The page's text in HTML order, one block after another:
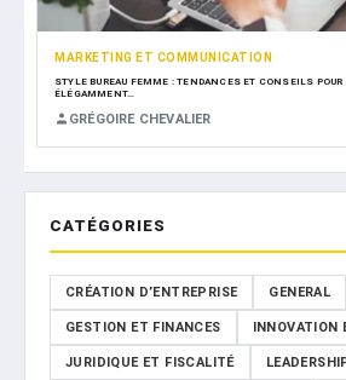
MARKETING ET COMMUNICATION
STYLE BUREAU FEMME : TENDANCES ET CONSEILS POUR
ÉLÉGAMMENT…
GRÉGOIRE CHEVALIER
CATÉGORIES
CRÉATION D’ENTREPRISE GENERAL
GESTION ET FINANCES INNOVATION
JURIDIQUE ET FISCALITÉ